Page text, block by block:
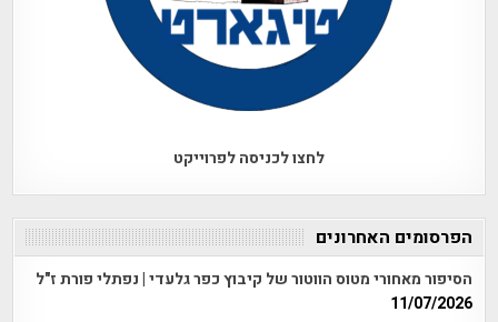
לחצו לכניסה לפרוייקט
הפרסומים האחרונים
הסיפור מאחורי מטוס הווטור של קיבוץ כפר גלעדי | נפתלי פורת ז"ל
11/07/2026